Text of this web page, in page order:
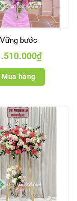
Vững bước
₫
Mua hàng